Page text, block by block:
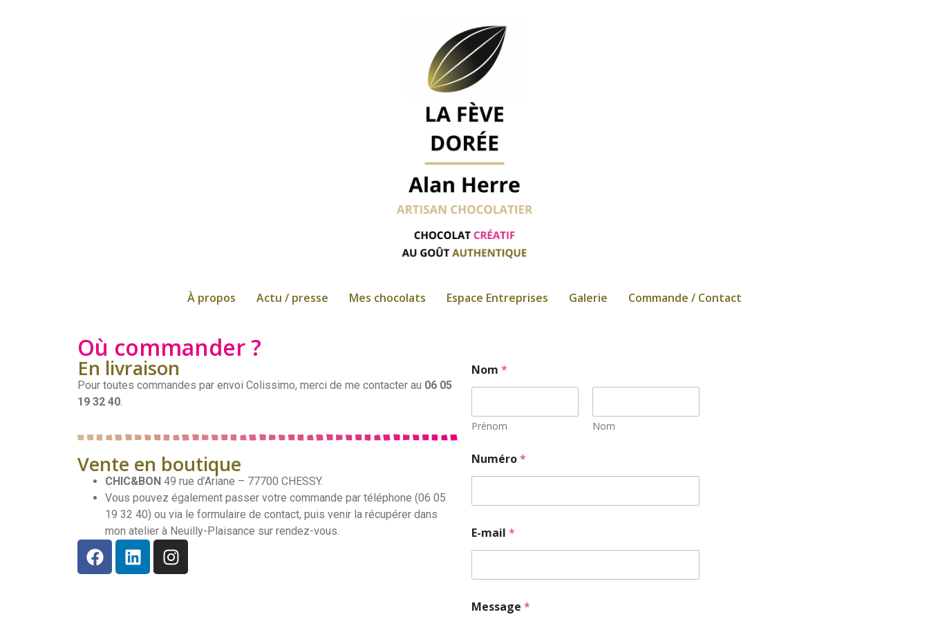
À propos Actu / presse Mes chocolats Espace Entreprises Galerie Commande / Contact
Où commander ?
En livraison
Pour toutes commandes par envoi Colissimo, merci de me contacter au 06 05
19 32 40
Vente en boutique
CHIC&BON 49 rue d’Ariane – 77700 CHESSY.
Vous pouvez également passer votre commande par téléphone (06 05
19 32 40) ou via le formulaire de contact, puis venir la récupérer dans
mon atelier à Neuilly-Plaisance sur rendez-vous.
Nom *
Prénom Nom
o
m
*
Numéro*
E-mail *
Message *